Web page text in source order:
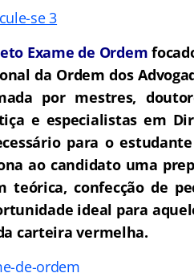
Exame de Ordem
da Ordem dos
por mestres,
e especialistas em
para o
ao candidato uma
teórica, confecção de
ideal para
carteira vermelha.